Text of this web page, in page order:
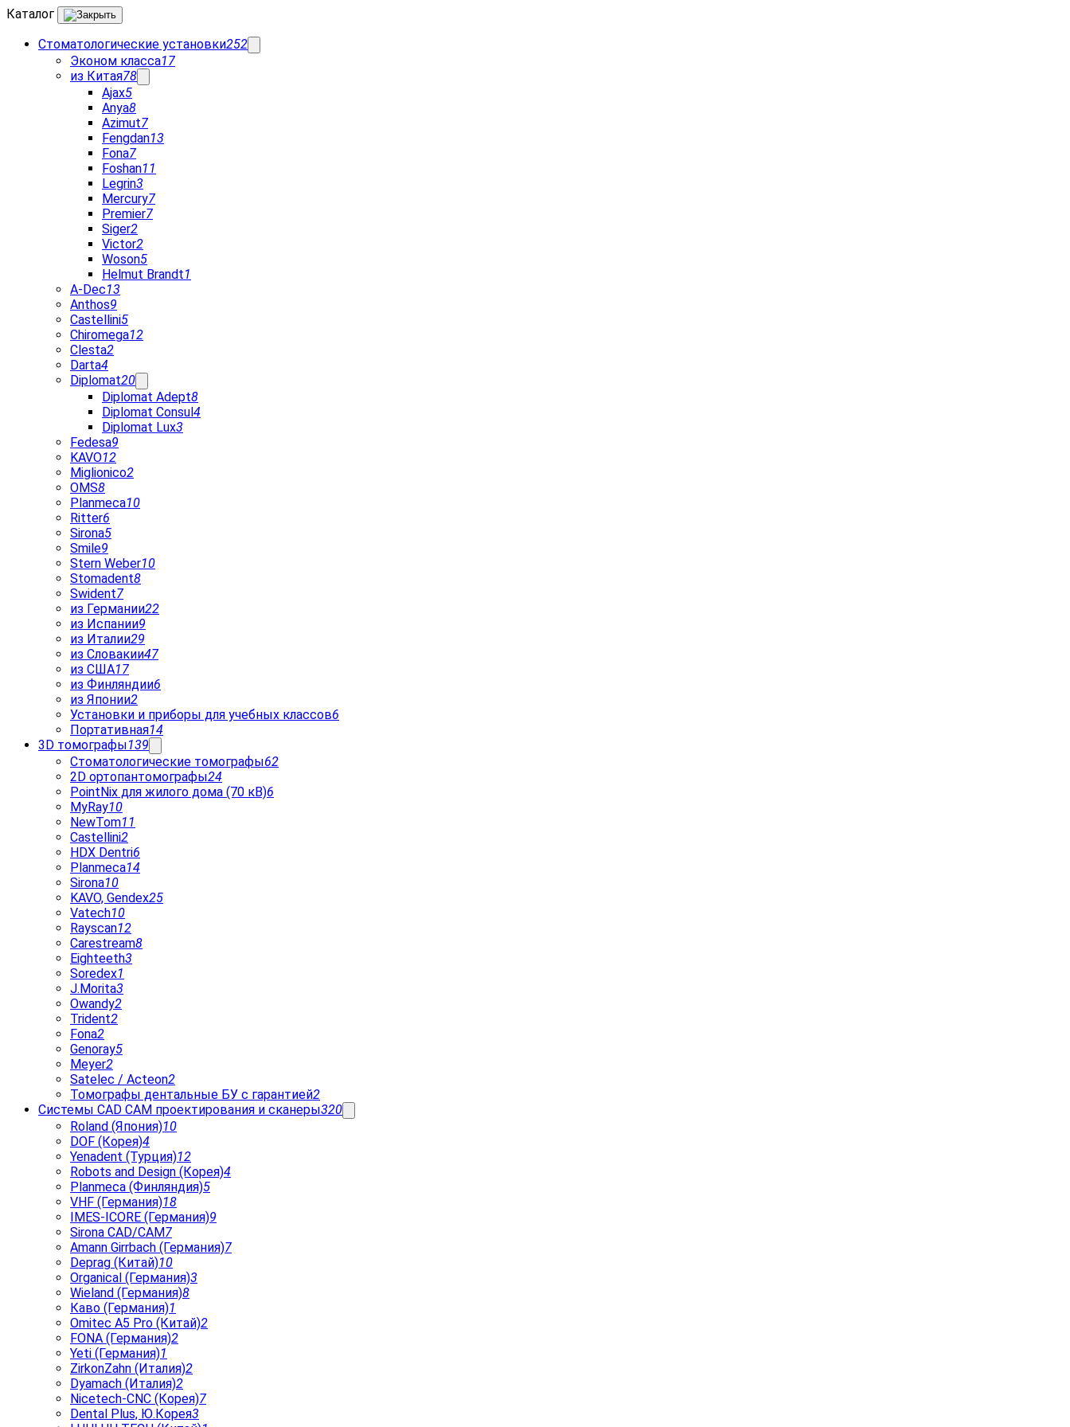
Каталог
Стоматологические установки252
Эконом класса17
из Китая78
Ajax5
Anya8
Azimut7
Fengdan13
Fona7
Foshan11
Legrin3
Mercury7
Premier7
Siger2
Victor2
Woson5
Helmut Brandt1
A-Dec13
Anthos9
Castellini5
Chiromega12
Clesta2
Darta4
Diplomat20
Diplomat Adept8
Diplomat Consul4
Diplomat Lux3
Fedesa9
KAVO12
Miglionico2
OMS8
Planmeca10
Ritter6
Sirona5
Smile9
Stern Weber10
Stomadent8
Swident7
из Германии22
из Испании9
из Италии29
из Словакии47
из США17
из Финляндии6
из Японии2
Установки и приборы для учебных классов6
Портативная14
3D томографы139
Стоматологические томографы62
2D ортопантомографы24
PointNix для жилого дома (70 кВ)6
MyRay10
NewTom11
Castellini2
HDX Dentri6
Planmeca14
Sirona10
KAVO, Gendex25
Vatech10
Rayscan12
Carestream8
Eighteeth3
Soredex1
J.Morita3
Owandy2
Trident2
Fona2
Genoray5
Meyer2
Satelec / Acteon2
Томографы дентальные БУ с гарантией2
Системы CAD CAM проектирования и сканеры320
Roland (Япония)10
DOF (Корея)4
Yenadent (Турция)12
Robots and Design (Корея)4
Planmeca (Финляндия)5
VHF (Германия)18
IMES-ICORE (Германия)9
Sirona CAD/CAM7
Amann Girrbach (Германия)7
Deprag (Китай)10
Organical (Германия)3
Wieland (Германия)8
Каво (Германия)1
Omitec A5 Pro (Китай)2
FONA (Германия)2
Yeti (Германия)1
ZirkonZahn (Италия)2
Dyamach (Италия)2
Nicetech-CNC (Корея)7
Dental Plus, Ю.Корея3